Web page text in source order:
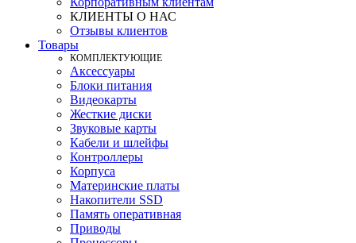
КЛИЕНТЫ О НАС
Отзывы клиентов
Товары
КOМПЛЕКТУЮЩИЕ
Аксессуары
Блоки питания
Видеокарты
Жесткие диски
Звуковые карты
Кабели и шлейфы
Контроллеры
Корпуса
Материнские платы
Накопители SSD
Память оперативная
Приводы